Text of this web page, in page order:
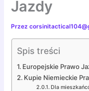
Jazdy
Przez
Spis treści
Europejskie Prawo
Kupie Niemieckie
Dla